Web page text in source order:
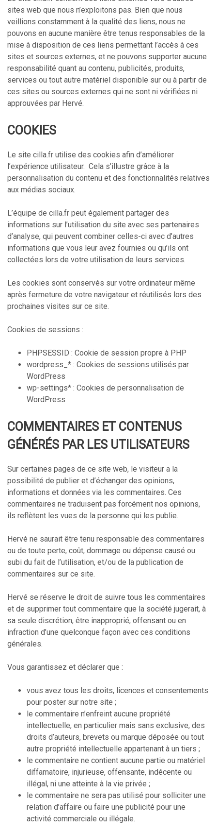
sites web que nous n’exploitons pas. Bien que nous
veillions constamment à la qualité des liens, nous ne
pouvons en aucune manière être tenus responsables de la
mise à disposition de ces liens permettant l’accès à ces
sites et sources externes, et ne pouvons supporter aucune
responsabilité quant au contenu, publicités, produits,
services ou tout autre matériel disponible sur ou à partir de
ces sites ou sources externes qui ne sont ni vérifiées ni
approuvées par Hervé.
COOKIES
Le site cilla.fr utilise des cookies afin d’améliorer
l’expérience utilisateur. Cela s’illustre grâce à la
personnalisation du contenu et des fonctionnalités relatives
aux médias sociaux.
L’équipe de cilla.fr peut également partager des
informations sur l’utilisation du site avec ses partenaires
d’analyse, qui peuvent combiner celles-ci avec d’autres
informations que vous leur avez fournies ou qu’ils ont
collectées lors de votre utilisation de leurs services.
Les cookies sont conservés sur votre ordinateur même
après fermeture de votre navigateur et réutilisés lors des
prochaines visites sur ce site.
Cookies de sessions :
PHPSESSID : Cookie de session propre à PHP
wordpress_* : Cookies de sessions utilisés par
WordPress
wp-settings* : Cookies de personnalisation de
WordPress
COMMENTAIRES ET CONTENUS
GÉNÉRÉS PAR LES UTILISATEURS
Sur certaines pages de ce site web, le visiteur a la
possibilité de publier et d’échanger des opinions,
informations et données via les commentaires. Ces
commentaires ne traduisent pas forcément nos opinions,
ils reflètent les vues de la personne qui les publie.
Hervé ne saurait être tenu responsable des commentaires
ou de toute perte, coût, dommage ou dépense causé ou
subi du fait de l’utilisation, et/ou de la publication de
commentaires sur ce site.
Hervé se réserve le droit de suivre tous les commentaires
et de supprimer tout commentaire que la société jugerait, à
sa seule discrétion, être inapproprié, offensant ou en
infraction d’une quelconque façon avec ces conditions
générales.
Vous garantissez et déclarer que :
vous avez tous les droits, licences et consentements
pour poster sur notre site ;
le commentaire n’enfreint aucune propriété
intellectuelle, en particulier mais sans exclusive, des
droits d’auteurs, brevets ou marque déposée ou tout
autre propriété intellectuelle appartenant à un tiers ;
le commentaire ne contient aucune partie ou matériel
diffamatoire, injurieuse, offensante, indécente ou
illégal, ni une atteinte à la vie privée ;
le commentaire ne sera pas utilisé pour solliciter une
relation d’affaire ou faire une publicité pour une
activité commerciale ou illégale.